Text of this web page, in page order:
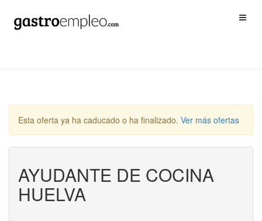
Esta oferta ya ha caducado o ha finalizado. Ver más ofertas
AYUDANTE DE COCINA
HUELVA